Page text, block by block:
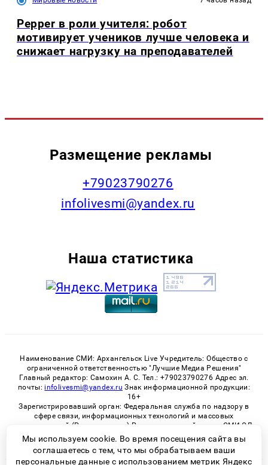
Pepper в роли учителя: робот
мотивирует учеников лучше человека и
снижает нагрузку на преподавателей
Размещение рекламы
+79023790276
infolivesmi@yandex.ru
Наша статистика
Наименование СМИ: Архангельск Live Учредитель: Общество с
ограниченной ответственностью "Лучшие Медиа Решения"
Главный редактор: Самохин А. С. Тел.: +79023790276 Адрес эл.
почты: infolivesmi@yandex.ru Знак информационной продукции:
16+
Зарегистрировавший орган: Федеральная служба по надзору в
сфере связи, информационных технологий и массовых
коммуникаций (Роскомнадзор) Регистрационный номер СМИ ЭЛ
№ ФС 77 - 82533 от 21.01.2022
Мы используем cookie. Во время посещения сайта вы
соглашаетесь с тем, что мы обрабатываем ваши
персональные данные с использованием метрик Яндекс